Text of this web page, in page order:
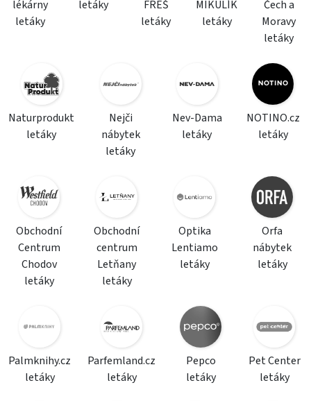
lékárny
letáky
letáky
FREŠ
letáky
MIKULÍK
letáky
Čech a
Moravy
letáky
Naturprodukt
letáky
Nejči
nábytek
letáky
Nev-Dama
letáky
NOTINO.cz
letáky
Obchodní
Centrum
Chodov
letáky
Obchodní
centrum
Letňany
letáky
Optika
Lentiamo
letáky
Orfa
nábytek
letáky
Palmknihy.cz
letáky
Parfemland.cz
letáky
Pepco
letáky
Pet Center
letáky